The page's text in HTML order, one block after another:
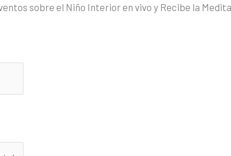
sobre el Niño Interior en vivo y Recibe la